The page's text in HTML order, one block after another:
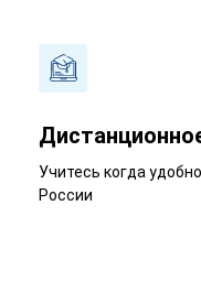
Учитесь когда
России